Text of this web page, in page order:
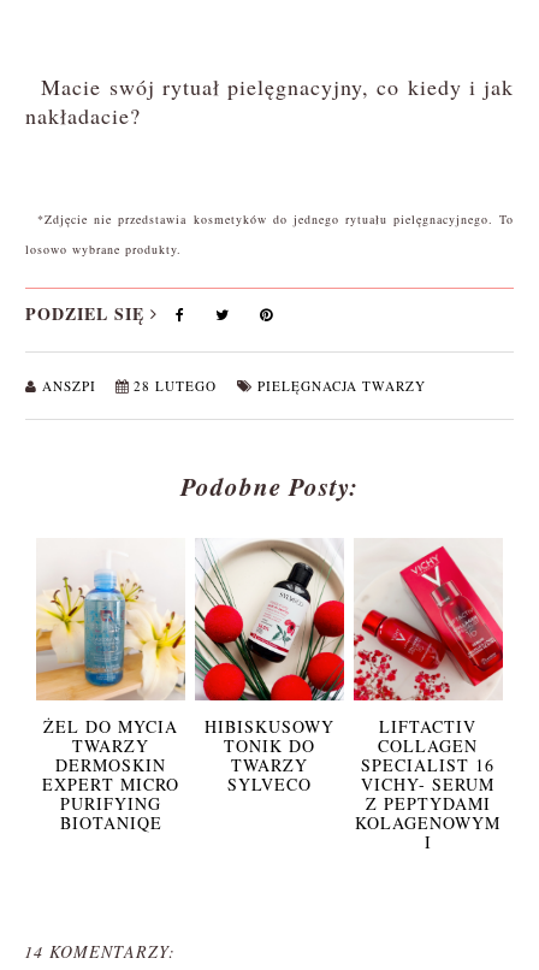
Macie swój rytuał pielęgnacyjny, co kiedy i jak
nakładacie?
*Zdjęcie nie przedstawia kosmetyków do jednego rytuału pielęgnacyjnego. To
losowo wybrane produkty.
PODZIEL SIĘ
ANSZPI 28 LUTEGO PIELĘGNACJA TWARZY
Podobne Posty:
ŻEL DO MYCIA
TWARZY
DERMOSKIN
EXPERT MICRO
PURIFYING
BIOTANIQE
HIBISKUSOWY
TONIK DO
TWARZY
SYLVECO
LIFTACTIV
COLLAGEN
SPECIALIST 16
VICHY- SERUM
Z PEPTYDAMI
KOLAGENOWYM
I
14 KOMENTARZY: